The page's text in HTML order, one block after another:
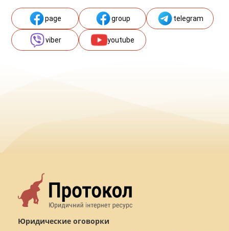
page group telegram
viber youtube
Юридические оговорки